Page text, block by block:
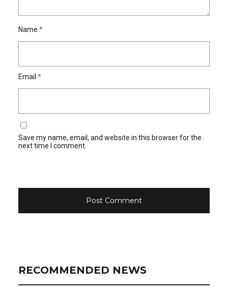
Name *
Email *
Save my name, email, and website in this browser for the
next time I comment.
RECOMMENDED NEWS